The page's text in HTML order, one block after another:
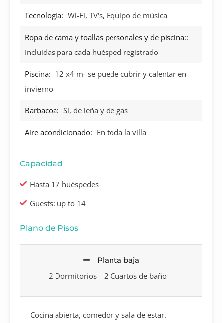
Tecnología: Wi-Fi, TV's, Equipo de música
Ropa de cama y toallas personales y de piscina::
Incluidas para cada huésped registrado
Piscina: 12 x4 m- se puede cubrir y calentar en
invierno
Barbacoa: Sí, de leña y de gas
Aire acondicionado: En toda la villa
Capacidad
Hasta 17 huéspedes
Guests: up to 14
Plano de Pisos
Planta baja
2 Dormitorios 2 Cuartos de baño
Cocina abierta, comedor y sala de estar.